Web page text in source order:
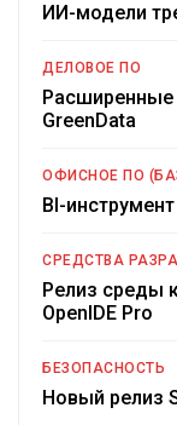
ИИ-модели
ДЕЛОВОЕ ПО
GreenData
ОФИСНОЕ ПО
BI-
СРЕДСТВА
Релиз среды
OpenIDE Pro
БЕЗОПАСНОСТЬ
Новый релиз